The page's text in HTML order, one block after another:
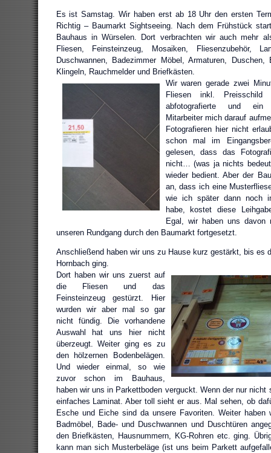
Es ist Samstag. Wir haben erst ab 18 Uhr den ersten
Richtig – Baumarkt Sightseeing. Nach dem Frühstück
Bauhaus in Würselen. Dort verbrachten wir auch mehr
Fliesen, Feinsteinzeug, Mosaiken, Fliesenzubehör,
Duschwannen, Badezimmer Möbel, Armaturen, Duschen,
Klingeln, Rauchmelder und Briefkästen.
Wir waren gerade zwei
Fliesen inkl. Preisschild
abfotografierte und ein
Mitarbeiter mich darauf
Fotografieren hier nicht
schon mal im
gelesen, dass das
nicht… (was ja nichts
wieder bedient. Aber der
an, dass ich eine
wie ich später dann noch
habe, kostet diese
Egal, wir haben uns davon
unseren Rundgang durch den Baumarkt fortgesetzt.
Anschließend haben wir uns zu Hause kurz gestärkt, bis es
Hornbach ging.
Dort haben wir uns zuerst auf
die Fliesen und das
Feinsteinzeug gestürzt. Hier
wurden wir aber mal so gar
nicht fündig. Die vorhandene
Auswahl hat uns hier nicht
überzeugt. Weiter ging es zu
den hölzernen Bodenbelägen.
Und wieder einmal, so wie
zuvor schon im Bauhaus,
haben wir uns in Parkettboden verguckt. Wenn der nur nicht
einfaches Laminat. Aber toll sieht er aus. Mal sehen, ob
Esche und Eiche sind da unsere Favoriten. Weiter haben
Badmöbel, Bade- und Duschwannen und Duschtüren
den Briefkästen, Hausnummern, KG-Rohren etc. ging.
kann man sich Musterbeläge (ist uns beim Parkett